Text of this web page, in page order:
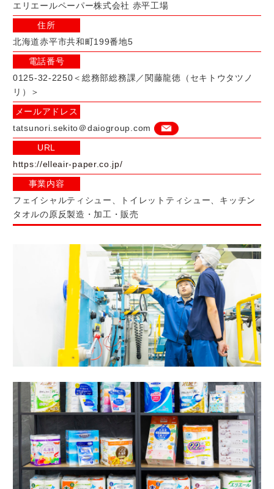
エリエールペーパー株式会社 赤平工場
住所
北海道赤平市共和町199番地5
電話番号
0125-32-2250＜総務部総務課／関藤龍徳（セキトウタツノ
リ）＞
メールアドレス
tatsunori.sekito＠daiogroup.com
URL
https://elleair-paper.co.jp/
事業内容
フェイシャルティシュー、トイレットティシュー、キッチン
タオルの原反製造・加工・販売